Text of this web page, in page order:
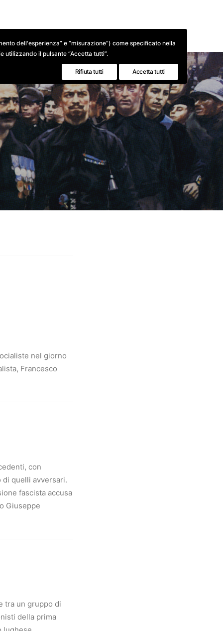
nel giorno
Francesco
con
quelli avversari.
fascista accusa
Giuseppe
tra un gruppo di
della prima
dell'esperienza” e “misurazione”) come specificato nella
utilizzando il pulsante “Accetta tutti”.
Rifiuta tutti Accetta tutti